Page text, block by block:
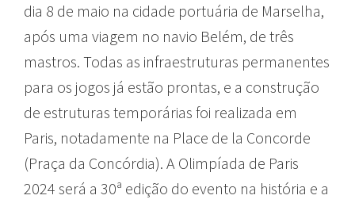
dia 8 de maio na cidade portuária de Marselha,
após uma viagem no navio Belém, de três
mastros. Todas as infraestruturas permanentes
para os jogos já estão prontas, e a construção
de estruturas temporárias foi realizada em
Paris, notadamente na Place de la Concorde
(Praça da Concórdia). A Olimpíada de Paris
2024 será a 30ª edição do evento na história e a